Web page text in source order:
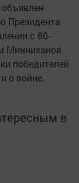
Президента
с 80-
Минниханов
победителей
о войне.
в